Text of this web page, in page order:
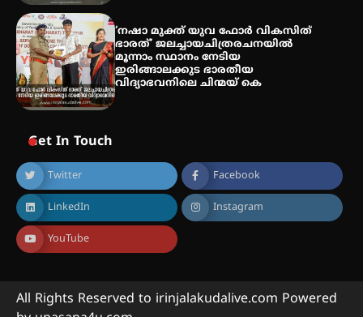
‘നഷാ മുക്ത് യുവ ഫോർ വികസിത്
ഭാരത്’ ജലച്ചായചിത്രരചനയിൽ
മൂന്നാം സ്ഥാനം നേടിയ
ഇരിങ്ങാലക്കുട ഭാരതീയ
വിദ്യാഭവനിലെ ചിന്മയ് കെ
Get In Touch
Twitter Facebook
LinkedIn Instagram
YouTube
All Rights Reserved to irinjalakudalive.com Powered